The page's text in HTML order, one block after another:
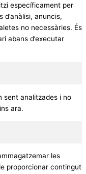
específicament per
d’anàlisi, anuncis,
no necessàries. És
abans d’executar
sent analitzades i no
ara.
les
proporcionar contingut